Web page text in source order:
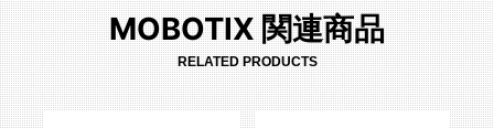
MOBOTIX 関連商品
RELATED PRODUCTS